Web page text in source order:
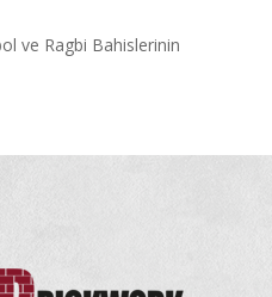
ve Ragbi Bahislerinin